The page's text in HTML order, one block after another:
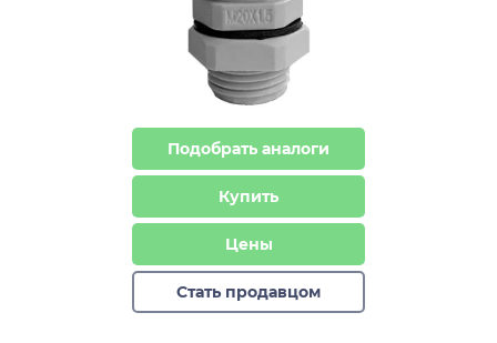
Подобрать аналоги
Купить
Цены
Стать продавцом